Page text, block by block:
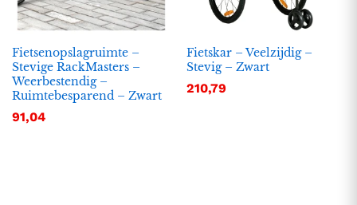
Fietsenopslagruimte –
Stevige RackMasters –
Weerbestendig –
Ruimtebesparend – Zwart
91,04
Fietskar – Veelzijdig –
Stevig – Zwart
210,79